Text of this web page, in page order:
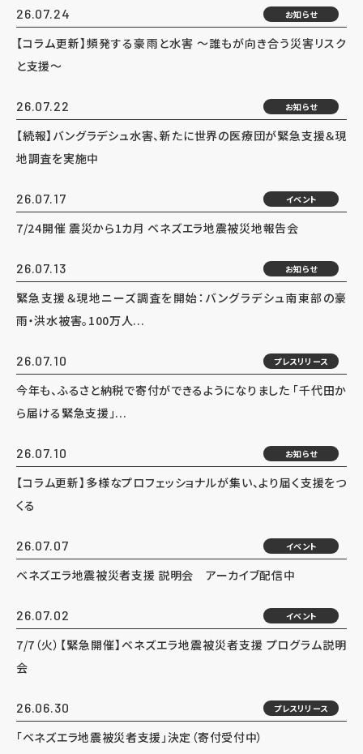
26.07.24 お知らせ
【コラム更新】頻発する豪雨と水害 ～誰もが向き合う災害リスク
と支援～
26.07.22 お知らせ
【続報】バングラデシュ水害、新たに世界の医療団が緊急支援＆現
地調査を実施中
26.07.17 イベント
7/24開催 震災から1カ月 ベネズエラ地震被災地報告会
26.07.13 お知らせ
緊急支援＆現地ニーズ調査を開始：バングラデシュ南東部の豪
雨・洪水被害。100万人...
26.07.10 プレスリリース
今年も、ふるさと納税で寄付ができるようになりました 「千代田か
ら届ける緊急支援」...
26.07.10 お知らせ
【コラム更新】多様なプロフェッショナルが集い、より届く支援をつ
くる
26.07.07 イベント
ベネズエラ地震被災者支援 説明会 アーカイブ配信中
26.07.02 イベント
7/7（火）【緊急開催】ベネズエラ地震被災者支援 プログラム説明
会
26.06.30 プレスリリース
「ベネズエラ地震被災者支援」決定（寄付受付中）